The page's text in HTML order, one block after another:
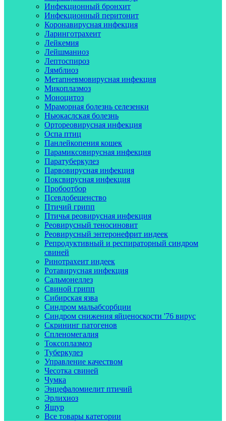
Инфекционный бронхит
Инфекционный перитонит
Коронавирусная инфекция
Ларинготрахеит
Лейкемия
Лейшманиоз
Лептоспироз
Лямблиоз
Метапневмовирусная инфекция
Микоплазмоз
Моноцитоз
Мраморная болезнь селезенки
Ньюкаслская болезнь
Ортореовирусная инфекция
Оспа птиц
Панлейкопения кошек
Парамиксовирусная инфекция
Паратуберкулез
Парвовирусная инфекция
Поксвирусная инфекция
Пробоотбор
Псевдобешенство
Птичий грипп
Птичья реовирусная инфекция
Реовирусный теносиновит
Реовирусный энтеронефрит индеек
Репродуктивный и респираторный синдром
свиней
Ринотрахеит индеек
Ротавирусная инфекция
Сальмонеллез
Свиной грипп
Сибирская язва
Синдром мальабсорбции
Синдром снижения яйценоскости '76 вирус
Скрининг патогенов
Спленомегалия
Токсоплазмоз
Туберкулез
Управление качеством
Чесотка свиней
Чумка
Энцефаломиелит птичий
Эрлихиоз
Ящур
Все товары категории